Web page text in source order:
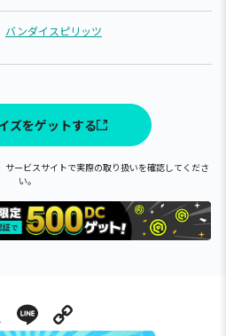
バンダイスピリッツ
ズをゲットする
ービスサイトで実際の取り扱いを確認してくださ
い。
X Line